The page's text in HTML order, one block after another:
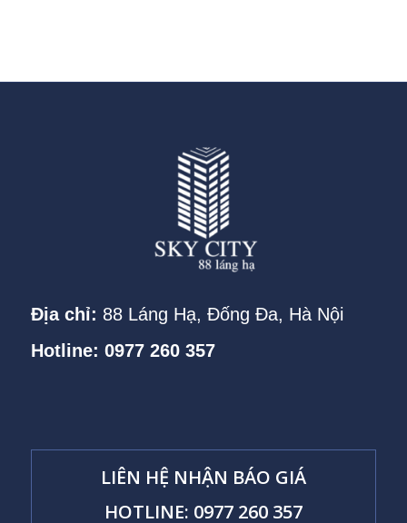
Địa chỉ: 88 Láng Hạ, Đống Đa, Hà Nội
Hotline: 0977 260 357
LIÊN HỆ NHẬN BÁO GIÁ
HOTLINE: 0977 260 357